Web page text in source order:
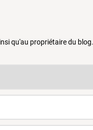
qu'au propriétaire du